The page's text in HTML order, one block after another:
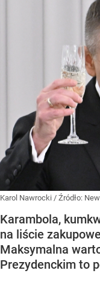
Karol Nawrocki / Źródło:
Karambola,
na liście
Maksymalna
Prezydenckim to